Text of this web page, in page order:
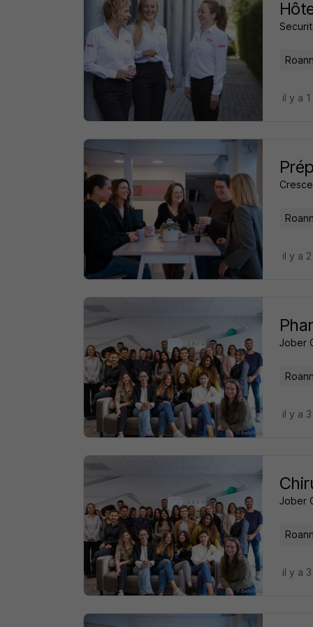
il y a
il y a
Jober
il y a
Jober
il y a